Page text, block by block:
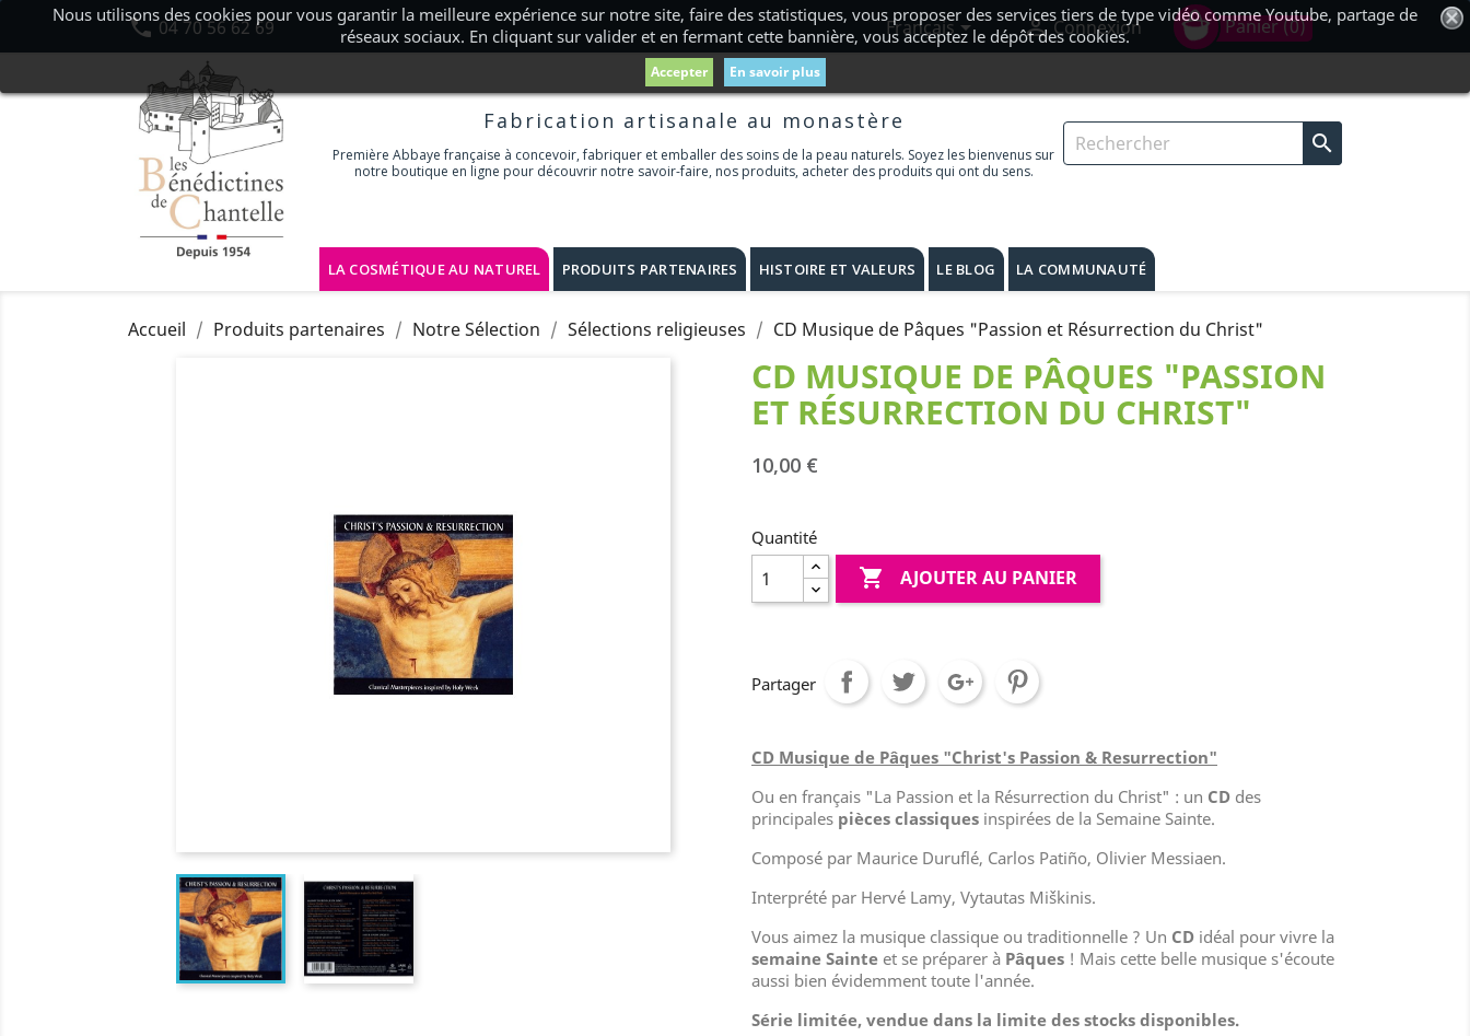
04 70 56 62 69 Français Connexion shopping_cart Panier (0)
Fabrication artisanale au monastère
Première Abbaye française à concevoir, fabriquer et emballer des soins de la peau naturels. Soyez les bienvenus sur
notre boutique en ligne pour découvrir notre savoir-faire, nos produits, acheter des produits qui ont du sens.

LA COSMÉTIQUE AU NATUREL PRODUITS PARTENAIRES HISTOIRE ET VALEURS LE BLOG LA COMMUNAUTÉ
Nous utilisons des cookies pour vous garantir la meilleure expérience sur notre site, faire des statistiques, vous proposer des services tiers de type vidéo comme Youtube, partage de
réseaux sociaux. En cliquant sur valider et en fermant cette bannière, vous acceptez le dépôt des cookies.
Accepter En savoir plus
Accueil Produits partenaires Notre Sélection Sélections religieuses CD Musique de Pâques "Passion et Résurrection du Christ"
CD MUSIQUE DE PÂQUES "PASSION
ET RÉSURRECTION DU CHRIST"
10,00 €
Quantité
 AJOUTER AU PANIER
Partager
CD Musique de Pâques "Christ's Passion & Resurrection"
Ou en français "La Passion et la Résurrection du Christ" : un CD des
principales pièces classiques inspirées de la Semaine Sainte.
Composé par Maurice Duruflé, Carlos Patiño, Olivier Messiaen.
Interprété par Hervé Lamy, Vytautas Miškinis.
Vous aimez la musique classique ou traditionnelle ? Un CD idéal pour vivre la
semaine Sainte et se préparer à Pâques ! Mais cette belle musique s'écoute
aussi bien évidemment toute l'année.
Série limitée, vendue dans la limite des stocks disponibles.